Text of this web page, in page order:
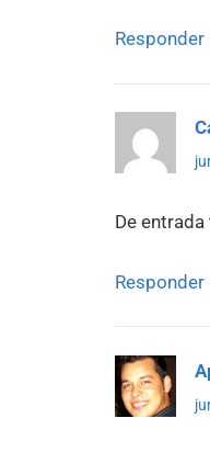
Responder
De
Responder